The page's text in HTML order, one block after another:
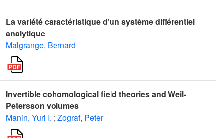
La variété caractéristique d'un système différentiel
analytique
Malgrange, Bernard
Invertible cohomological field theories and Weil-
Petersson volumes
Manin, Yuri I. ; Zograf, Peter